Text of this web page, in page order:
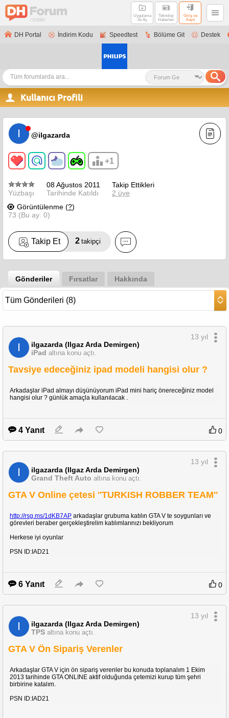
Uygulama
ile Aç
Teknoloji
Haberleri
Giriş ve
Kayıt
DH Portal İndirim Kodu Speedtest Bölüme Git Destek
Kullanıcı Profili
I @ilgazarda
+1
Yüzbaşı
08 Ağustos 2011
Tarihinde Katıldı
Takip Ettikleri
2 üye
Görüntülenme (?)
73 (Bu ay: 0)
Takip Et 2 takipçi
Gönderiler Fırsatlar Hakkında
I
ilgazarda (Ilgaz Arda Demirgen)
iPad altına konu açtı.
13 yıl
Tavsiye edeceğiniz ipad modeli hangisi olur ?
Arkadaşlar iPad almayı düşünüyorum iPad mini hariç önereceğiniz model
hangisi olur ? günlük amaçla kullanılacak .
4 Yanıt 0
I
ilgazarda (Ilgaz Arda Demirgen)
Grand Theft Auto altına konu açtı.
13 yıl
GTA V Online çetesi ''TURKISH ROBBER TEAM''
http://rsg.ms/1dKB7AP arkadaşlar grubuma katılın GTA V te soygunları ve
görevleri beraber gerçekleştirelim katılımlarınızı bekliyorum
Herkese iyi oyunlar
PSN ID:IAD21
6 Yanıt 0
I
ilgazarda (Ilgaz Arda Demirgen)
TPS altına konu açtı.
13 yıl
GTA V Ön Sipariş Verenler
Arkadaşlar GTA V için ön sipariş verenler bu konuda toplanalım 1 Ekim
2013 tarihinde GTA ONLINE aktif olduğunda çetemizi kurup tüm şehri
birbirine katalım.
PSN ID:IAD21